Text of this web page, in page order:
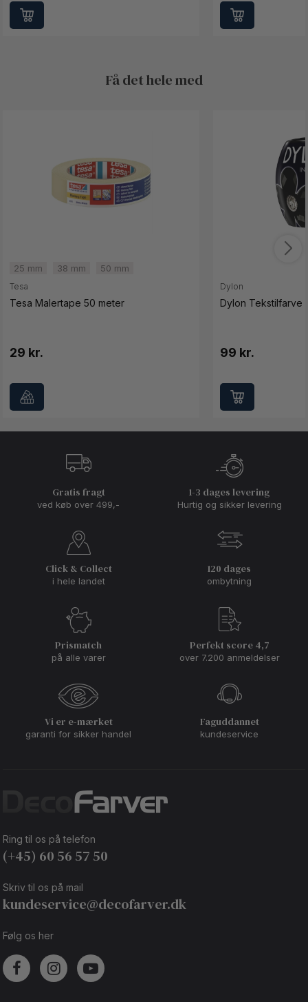
Få det hele med
25 mm 38 mm 50 mm
Tesa
Tesa Malertape 50 meter
29 kr.
Dylon
Dylon Tekstilfarve
99 kr.
Gratis fragt
ved køb over 499,-
1-3 dages levering
Hurtig og sikker levering
Click & Collect
i hele landet
120 dages
ombytning
Prismatch
på alle varer
Perfekt score 4,7
over 7.200 anmeldelser
Vi er e-mærket
garanti for sikker handel
Faguddannet
kundeservice
Ring til os på telefon
(+45) 60 56 57 50
Skriv til os på mail
kundeservice@decofarver.dk
Følg os her